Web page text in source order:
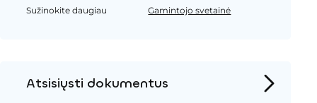
Sužinokite daugiau
Gamintojo svetainė
Atsisiųsti dokumentus